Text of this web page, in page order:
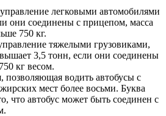
легковыми автомобилями
они соединены с прицепом, масса
750 кг.
тяжелыми грузовиками,
3,5 тонн, если они соединены
кг весом.
позволяющая водить автобусы с
мест более восьми. Буква
что автобус может быть соединен с